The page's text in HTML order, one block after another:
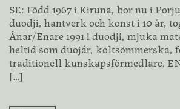
SE: Född 1967 i Kiruna, bor nu i
duodji, hantverk och konst i 10 år,
Ánar/Enare 1991 i duodji, mjuka
heltid som duojár, koltsömmerska,
traditionell kunskapsförmedlare.
[…]